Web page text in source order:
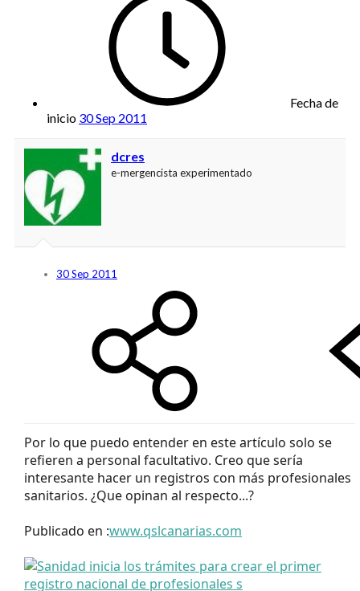
Fecha de
inicio 30 Sep 2011
dcres
e-mergencista experimentado
30 Sep 2011
Por lo que puedo entender en este artículo solo se
refieren a personal facultativo. Creo que sería
interesante hacer un registros con más profesionales
sanitarios. ¿Que opinan al respecto...?
Publicado en :www.qslcanarias.com